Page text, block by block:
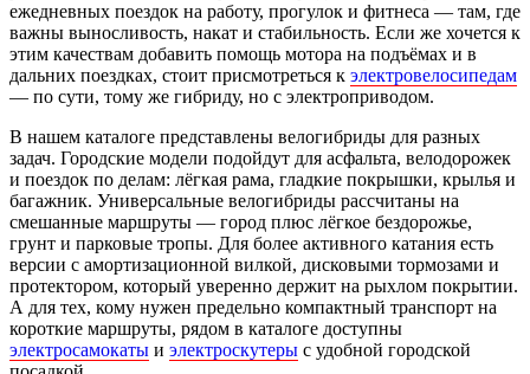
ежедневных поездок на работу, прогулок и фитнеса — там, где
важны выносливость, накат и стабильность. Если же хочется к
этим качествам добавить помощь мотора на подъёмах и в
дальних поездках, стоит присмотреться к электровелосипедам
— по сути, тому же гибриду, но с электроприводом.
В нашем каталоге представлены велогибриды для разных
задач. Городские модели подойдут для асфальта, велодорожек
и поездок по делам: лёгкая рама, гладкие покрышки, крылья и
багажник. Универсальные велогибриды рассчитаны на
смешанные маршруты — город плюс лёгкое бездорожье,
грунт и парковые тропы. Для более активного катания есть
версии с амортизационной вилкой, дисковыми тормозами и
протектором, который уверенно держит на рыхлом покрытии.
А для тех, кому нужен предельно компактный транспорт на
короткие маршруты, рядом в каталоге доступны
электросамокаты и электроскутеры с удобной городской